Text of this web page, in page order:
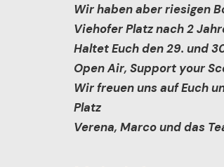
Wir haben aber riesigen
Viehofer Platz nach 2
Haltet Euch den 29. und
Open Air, Support your
Wir freuen uns auf Euch
Platz
Verena, Marco und das